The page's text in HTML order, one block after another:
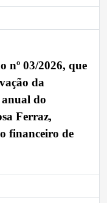
nº 03/2026, que
da
anual do
Ferraz,
financeiro de